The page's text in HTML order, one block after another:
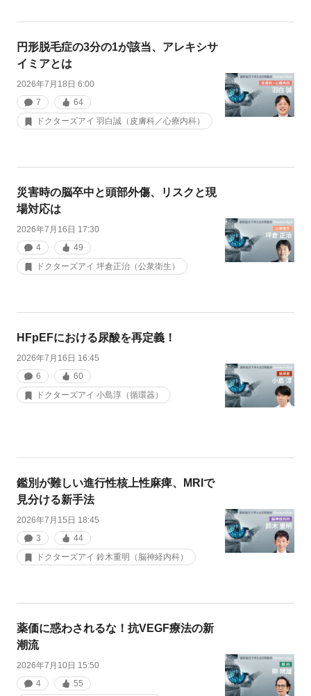
円形脱毛症の3分の1が該当、アレキシサ
イミアとは
2026年7月18日 6:00
7
64
ドクターズアイ 羽白誠（皮膚科／心療内科）
災害時の脳卒中と頭部外傷、リスクと現
場対応は
2026年7月16日 17:30
4
49
ドクターズアイ 坪倉正治（公衆衛生）
HFpEFにおける尿酸を再定義！
2026年7月16日 16:45
6
60
ドクターズアイ 小島淳（循環器）
鑑別が難しい進行性核上性麻痺、MRIで
見分ける新手法
2026年7月15日 18:45
3
44
ドクターズアイ 鈴木重明（脳神経内科）
薬価に惑わされるな！抗VEGF療法の新
潮流
2026年7月10日 15:50
4
55